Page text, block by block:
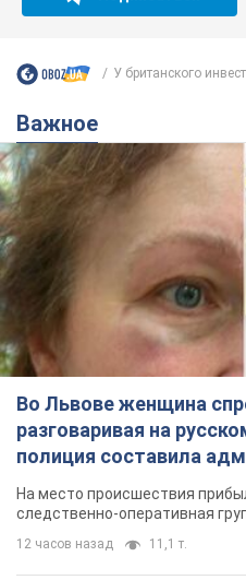
У британского
Важное
Во Львове женщина
разговаривая на
полиция составила
протокол. Видео
На место происшествия
следственно-оперативная
12 часов назад 11,1 т.